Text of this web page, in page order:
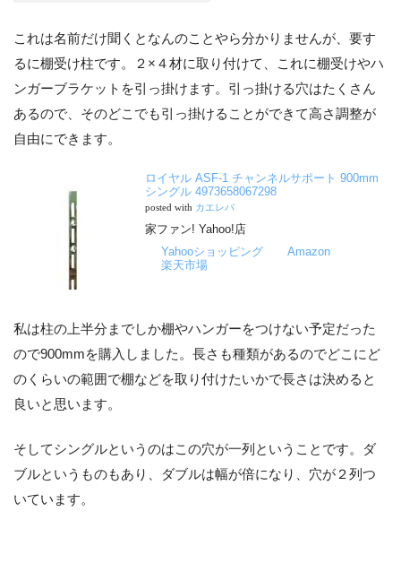
これは名前だけ聞くとなんのことやら分かりませんが、要す
るに棚受け柱です。２×４材に取り付けて、これに棚受けやハ
ンガーブラケットを引っ掛けます。引っ掛ける穴はたくさん
あるので、そのどこでも引っ掛けることができて高さ調整が
自由にできます。
ロイヤル ASF-1 チャンネルサポート 900mm
シングル 4973658067298
posted with カエレバ
家ファン! Yahoo!店
Yahooショッピング
Amazon
楽天市場
私は柱の上半分までしか棚やハンガーをつけない予定だった
ので900mmを購入しました。長さも種類があるのでどこにど
のくらいの範囲で棚などを取り付けたいかで長さは決めると
良いと思います。
そしてシングルというのはこの穴が一列ということです。ダ
ブルというものもあり、ダブルは幅が倍になり、穴が２列つ
いています。